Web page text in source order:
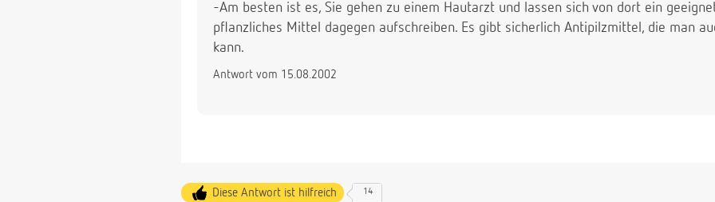
-Am besten ist es, Sie gehen zu einem Hautarzt und lassen sich von dort ein
pflanzliches Mittel dagegen aufschreiben. Es gibt sicherlich Antipilzmittel, die man
kann.
Antwort vom 15.08.2002
Diese Antwort ist hilfreich 14